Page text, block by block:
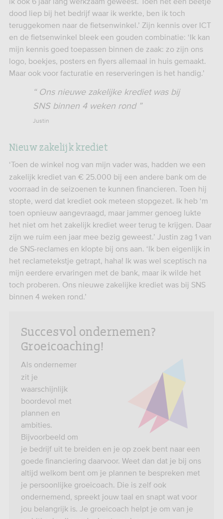
dood liep bij het bedrijf waar ik werkte, ben ik toch
teruggekomen naar de fietsenwinkel.’ Zijn kennis over ICT
en de fietsenwinkel bleek een gouden combinatie: ‘Ik kan
mijn kennis goed toepassen binnen de zaak: zo zijn ons
logo, boekjes, posters en flyers allemaal in huis gemaakt.
Maar ook voor facturatie en reserveringen is het handig.’
Ons nieuwe zakelijke krediet was bij
SNS binnen 4 weken rond
Justin
Nieuw zakelijk krediet
‘Toen de winkel nog van mijn vader was, hadden we een
zakelijk krediet van € 25.000 bij een andere bank om de
voorraad in de seizoenen te kunnen financieren. Toen hij
stopte, werd dat krediet ook meteen stopgezet. Ik heb ‘m
toen opnieuw aangevraagd, maar jammer genoeg lukte
het niet om het zakelijk krediet weer terug te krijgen. Daar
zijn we ruim een jaar mee bezig geweest.’ Justin zag 1 van
de SNS-reclames en klopte bij ons aan. ‘Ik ben eigenlijk in
het reclametekstje getrapt, haha! Ik was wel sceptisch na
mijn eerdere ervaringen met de bank, maar ik wilde het
toch proberen. Ons nieuwe zakelijke krediet was bij SNS
binnen 4 weken rond.’
Succesvol ondernemen?
Groeicoaching!
Als ondernemer
zit je
waarschijnlijk
boordevol met
plannen en
ambities.
Bijvoorbeeld om
je bedrijf uit te breiden en je op zoek bent naar een
goede financiering daarvoor. Weet dan dat je bij ons
altijd welkom bent om je plannen te bespreken met
je persoonlijke groeicoach. Die is zelf ook
ondernemend, spreekt jouw taal en snapt wat voor
jou belangrijk is. Je groeicoach helpt je om van je